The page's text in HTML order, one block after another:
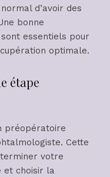
d’avoir des
bonne
essentiels pour
optimale.
étape
préopératoire
Cette
votre
et choisir la